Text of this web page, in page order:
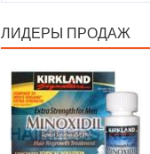
ЛИДЕРЫ ПРОДАЖ